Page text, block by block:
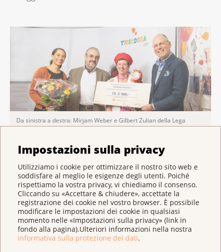
Impostazioni sulla privacy
Utilizziamo i cookie per ottimizzare il nostro sito web e
soddisfare al meglio le esigenze degli utenti. Poiché
rispettiamo la vostra privacy, vi chiediamo il consenso.
Cliccando su «Accettare & chiudere», accettate la
registrazione dei cookie nel vostro browser. È possibile
modificare le impostazioni dei cookie in qualsiasi
momento nelle «Impostazioni sulla privacy» (link in
fondo alla pagina).Ulteriori informazioni nella nostra
informativa sulla protezione dei dati.
Da sinistra a destra: Mirjam Weber e Gilbert Zulian della Lega
Fondazione Theodora
Comunicato stampa
Elenco dei vincitori del premio delle edizioni
precedenti (in tedesco)(pdf,155 KB)